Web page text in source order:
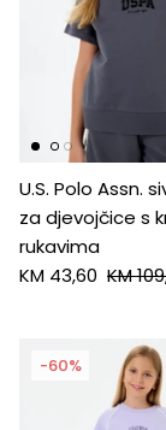
U.S. Polo Assn.
za djevojčice s
rukavima
KM 43,60 KM
-60%